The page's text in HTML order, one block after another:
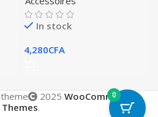
In stock
4,280CFA
theme 2025 WooCommerce
Themes.
0